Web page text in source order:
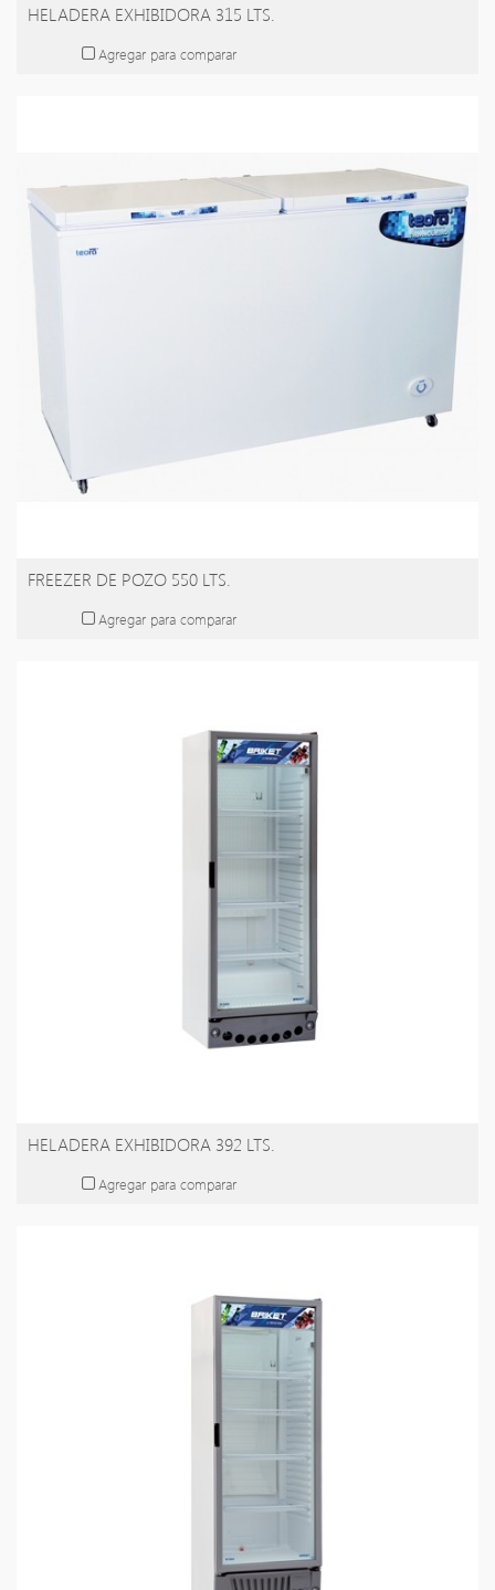
HELADERA EXHIBIDORA 315 LTS.
Agregar para comparar
FREEZER DE POZO 550 LTS.
Agregar para comparar
HELADERA EXHIBIDORA 392 LTS.
Agregar para comparar